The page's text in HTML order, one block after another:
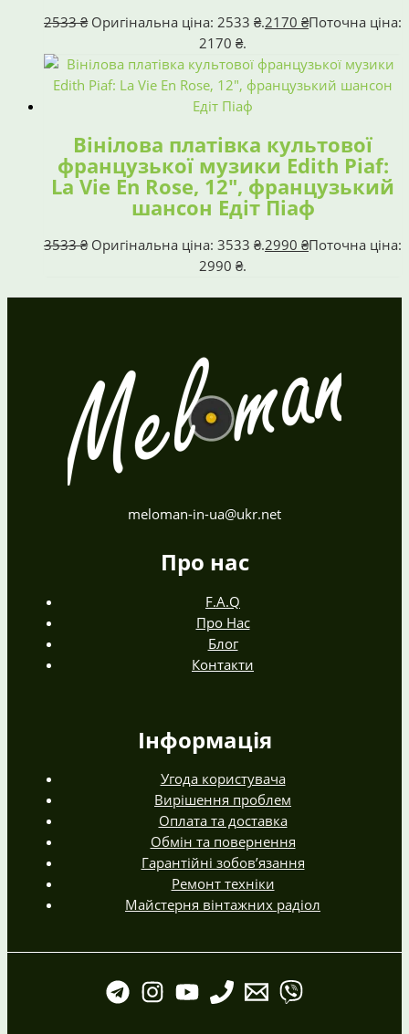
2533₴ Оригінальна ціна: 2533 ₴.2170 ₴Поточна ціна:
2170 ₴.
Вінілова платівка культової
французької музики Edith Piaf:
La Vie En Rose, 12″, французький
шансон Едіт Піаф
3533₴ Оригінальна ціна: 3533 ₴.2990 ₴Поточна ціна:
2990 ₴.
meloman-in-ua@ukr.net
Про нас
F.A.Q
Про Нас
Блог
Контакти
Інформація
Угода користувача
Вирішення проблем
Оплата та доставка
Обмін та повернення
Гарантійні зобов’язання
Ремонт техніки
Майстерня вінтажних радіол